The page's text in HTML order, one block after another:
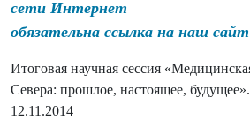
сети Интернет
обязательна ссылка на наш
Итоговая научная сессия
Севера: прошлое, настоящее,
12.11.2014